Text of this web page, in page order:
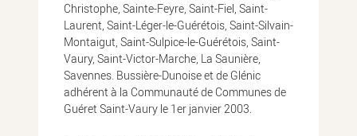
Christophe, Sainte-Feyre, Saint-Fiel, Saint-
Laurent, Saint-Léger-le-Guérétois, Saint-Silvain-
Montaigut, Saint-Sulpice-le-Guérétois, Saint-
Vaury, Saint-Victor-Marche, La Saunière,
Savennes. Bussière-Dunoise et de Glénic
adhérent à la Communauté de Communes de
Guéret Saint-Vaury le 1er janvier 2003.